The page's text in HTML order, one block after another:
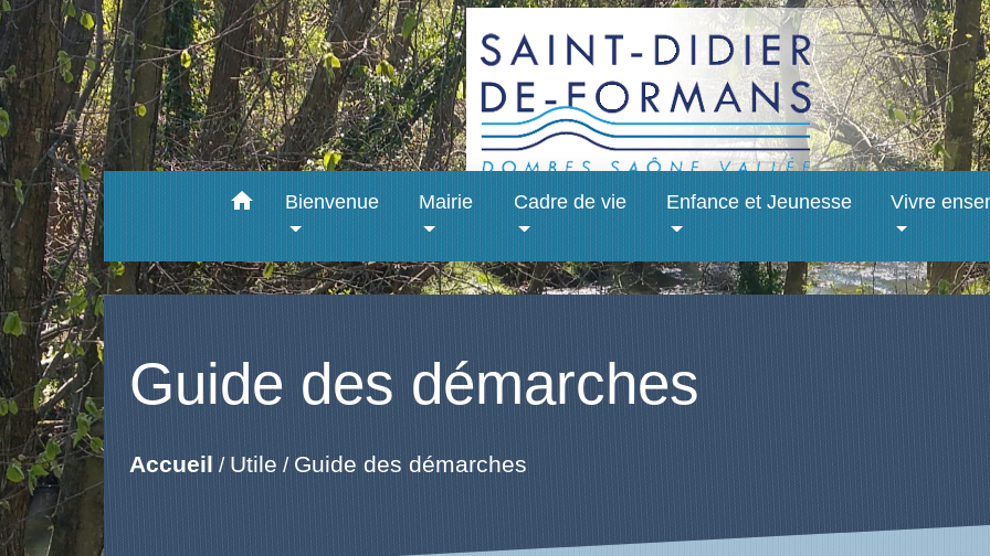
home Bienvenue Mairie Cadre de vie Enfance et Jeunesse Vivre
Guide des démarches
Accueil /Utile /Guide des démarches